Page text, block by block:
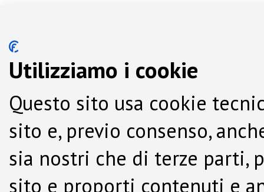
Utilizziamo i cookie
Questo sito usa cookie
sito e, previo consenso,
sia nostri che di terze parti,
sito e proporti contenuti e